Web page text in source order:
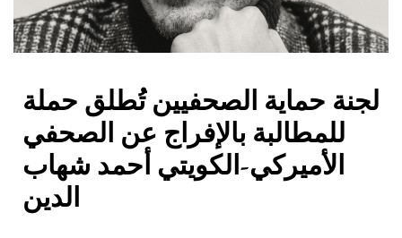
لجنة حماية الصحفيين تُطلق حملة
للمطالبة بالإفراج عن الصحفي
الأميركي-الكويتي أحمد شهاب
الدين